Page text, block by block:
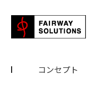
コンセプト